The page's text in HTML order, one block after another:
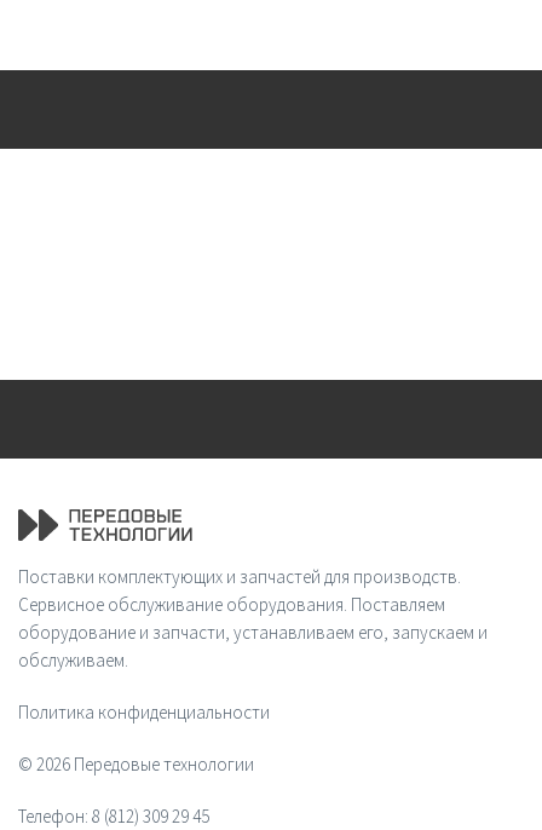
Поставки комплектующих и запчастей для производств.
Сервисное обслуживание оборудования. Поставляем
оборудование и запчасти, устанавливаем его, запускаем и
обслуживаем.
Политика конфиденциальности
© 2026 Передовые технологии
Телефон: 8 (812) 309 29 45